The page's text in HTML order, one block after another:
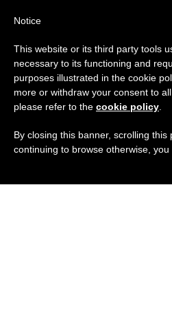
Notice
This website or its third party tools
necessary to its functioning and
purposes illustrated in the cookie
more or withdraw your consent to
please refer to the cookie policy
By closing this banner, scrolling this
continuing to browse otherwise,